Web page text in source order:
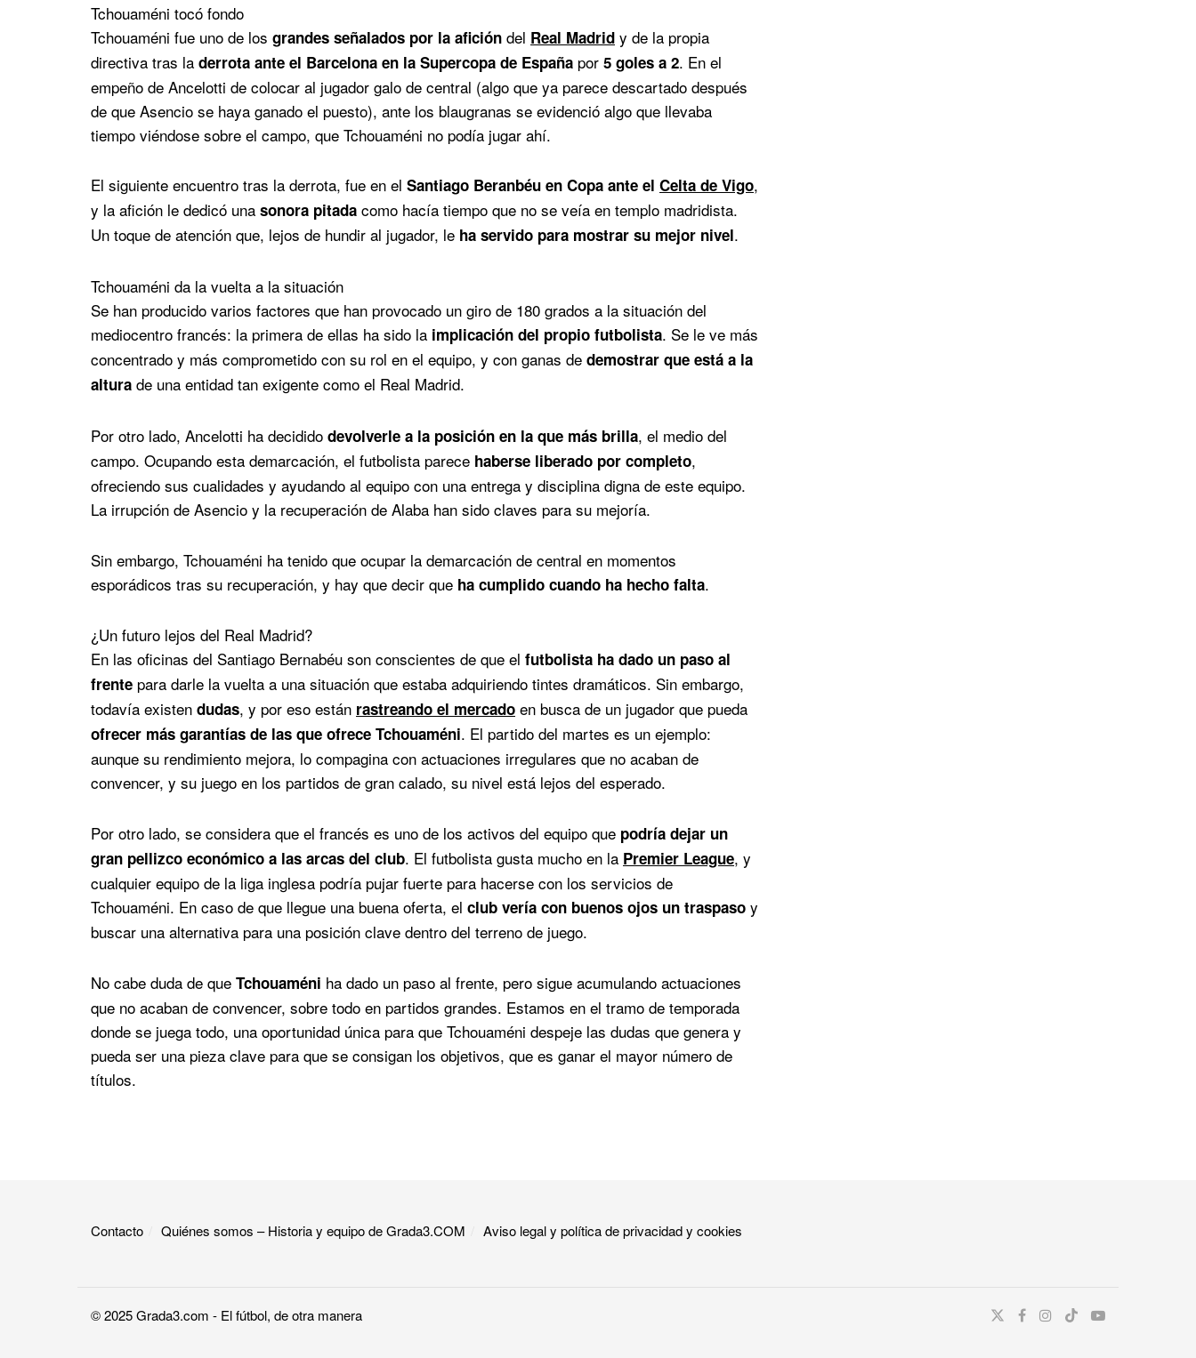
Tchouaméni tocó fondo
Tchouaméni fue uno de los grandes señalados por la afición del Real Madrid y de la propia
directiva tras la derrota ante el Barcelona en la Supercopa de España por 5 goles a 2. En el
empeño de Ancelotti de colocar al jugador galo de central (algo que ya parece descartado después
de que Asencio se haya ganado el puesto), ante los blaugranas se evidenció algo que llevaba
tiempo viéndose sobre el campo, que Tchouaméni no podía jugar ahí.
El siguiente encuentro tras la derrota, fue en el Santiago Beranbéu en Copa ante el Celta de Vigo,
y la afición le dedicó una sonora pitada como hacía tiempo que no se veía en templo madridista.
Un toque de atención que, lejos de hundir al jugador, le ha servido para mostrar su mejor nivel.
Tchouaméni da la vuelta a la situación
Se han producido varios factores que han provocado un giro de 180 grados a la situación del
mediocentro francés: la primera de ellas ha sido la implicación del propio futbolista. Se le ve más
concentrado y más comprometido con su rol en el equipo, y con ganas de demostrar que está a la
altura de una entidad tan exigente como el Real Madrid.
Por otro lado, Ancelotti ha decidido devolverle a la posición en la que más brilla, el medio del
campo. Ocupando esta demarcación, el futbolista parece haberse liberado por completo,
ofreciendo sus cualidades y ayudando al equipo con una entrega y disciplina digna de este equipo.
La irrupción de Asencio y la recuperación de Alaba han sido claves para su mejoría.
Sin embargo, Tchouaméni ha tenido que ocupar la demarcación de central en momentos
esporádicos tras su recuperación, y hay que decir que ha cumplido cuando ha hecho falta.
¿Un futuro lejos del Real Madrid?
En las oficinas del Santiago Bernabéu son conscientes de que el futbolista ha dado un paso al
frente para darle la vuelta a una situación que estaba adquiriendo tintes dramáticos. Sin embargo,
todavía existen dudas, y por eso están rastreando el mercado en busca de un jugador que pueda
ofrecer más garantías de las que ofrece Tchouaméni. El partido del martes es un ejemplo:
aunque su rendimiento mejora, lo compagina con actuaciones irregulares que no acaban de
convencer, y su juego en los partidos de gran calado, su nivel está lejos del esperado.
Por otro lado, se considera que el francés es uno de los activos del equipo que podría dejar un
gran pellizco económico a las arcas del club. El futbolista gusta mucho en la Premier League, y
cualquier equipo de la liga inglesa podría pujar fuerte para hacerse con los servicios de
Tchouaméni. En caso de que llegue una buena oferta, el club vería con buenos ojos un traspaso y
buscar una alternativa para una posición clave dentro del terreno de juego.
No cabe duda de que Tchouaméni ha dado un paso al frente, pero sigue acumulando actuaciones
que no acaban de convencer, sobre todo en partidos grandes. Estamos en el tramo de temporada
donde se juega todo, una oportunidad única para que Tchouaméni despeje las dudas que genera y
pueda ser una pieza clave para que se consigan los objetivos, que es ganar el mayor número de
títulos.
Contacto Quiénes somos – Historia y equipo de Grada3.COM Aviso legal y política de privacidad y cookies​
© 2025Grada3.com - El fútbol, de otra manera